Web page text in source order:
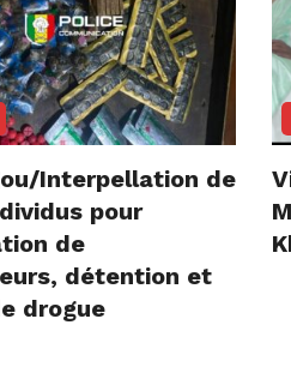
Interpellation de
pour
de
détention et
drogue